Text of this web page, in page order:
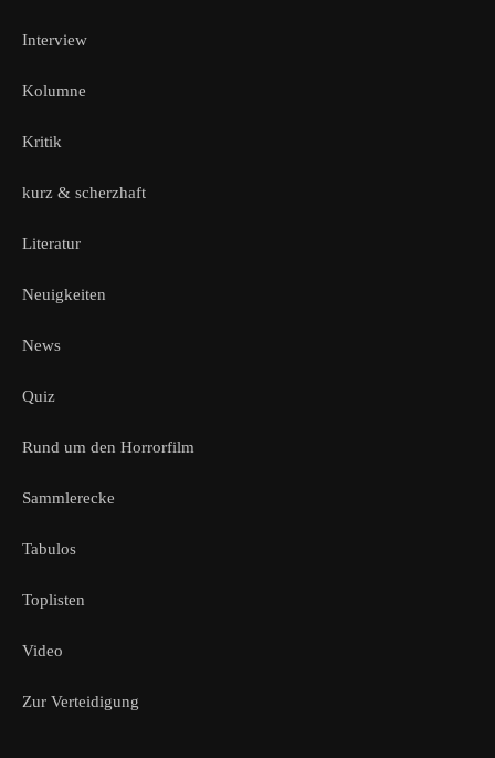
Interview
Kolumne
Kritik
kurz & scherzhaft
Literatur
Neuigkeiten
News
Quiz
Rund um den Horrorfilm
Sammlerecke
Tabulos
Toplisten
Video
Zur Verteidigung